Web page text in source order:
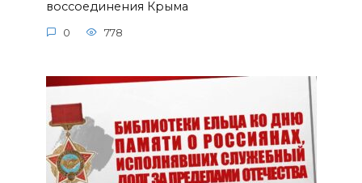
воссоединения Крыма
0 778